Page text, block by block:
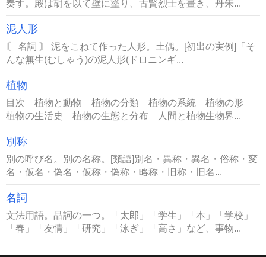
奏す。殿は胡を以て壁に塗り、古賢烈士を畫き、丹朱...
泥人形
〘 名詞 〙 泥をこねて作った人形。土偶。[初出の実例]「そ
んな無生(むしゃう)の泥人形(ドロニンギ...
植物
目次 植物と動物 植物の分類 植物の系統 植物の形
植物の生活史 植物の生態と分布 人間と植物生物界...
別称
別の呼び名。別の名称。[類語]別名・異称・異名・俗称・変
名・仮名・偽名・仮称・偽称・略称・旧称・旧名...
名詞
文法用語。品詞の一つ。「太郎」「学生」「本」「学校」
「春」「友情」「研究」「泳ぎ」「高さ」など、事物...